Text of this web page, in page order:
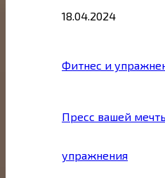
18.04.2024
Фитнес и
Пресс вашей
упражнения